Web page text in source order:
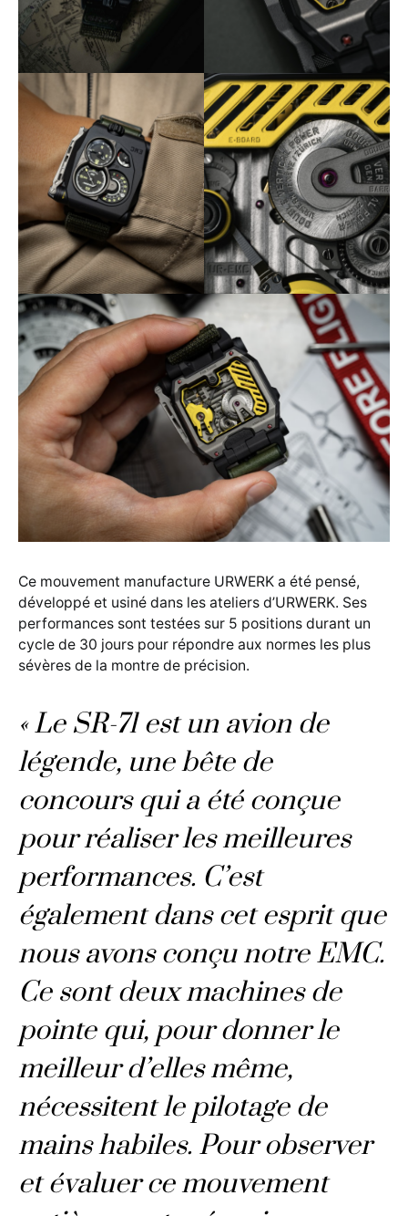
Ce mouvement manufacture URWERK a été pensé,
développé et usiné dans les ateliers d’URWERK. Ses
performances sont testées sur 5 positions durant un
cycle de 30 jours pour répondre aux normes les plus
sévères de la montre de précision.
« Le SR-71 est un avion de
légende, une bête de
concours qui a été conçue
pour réaliser les meilleures
performances. C’est
également dans cet esprit que
nous avons conçu notre EMC.
Ce sont deux machines de
pointe qui, pour donner le
meilleur d’elles même,
nécessitent le pilotage de
mains habiles. Pour observer
et évaluer ce mouvement